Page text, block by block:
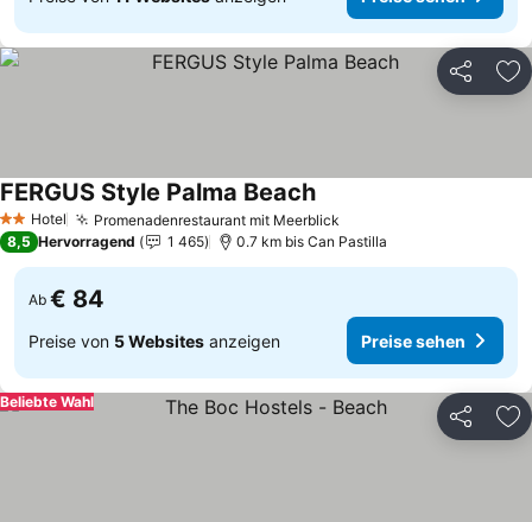
Teilen
2 Sterne
Hotel Promenadenrestaurant mit Meerblick
FERGUS Style Palma BeachPreise sehen
8,5 Hervorragend 1 465 0.7 km bis Can Pastilla
Ab € 84
Preise von 5 Websites anzeigen Preise sehen
Teilen
Beliebte Wahl